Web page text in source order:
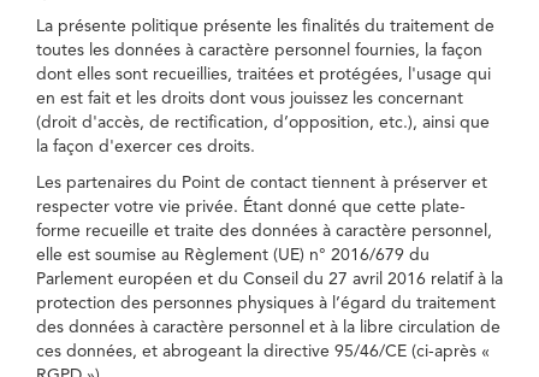
La présente politique présente les finalités du traitement de
toutes les données à caractère personnel fournies, la façon
dont elles sont recueillies, traitées et protégées, l'usage qui
en est fait et les droits dont vous jouissez les concernant
(droit d'accès, de rectification, d’opposition, etc.), ainsi que
la façon d'exercer ces droits.
Les partenaires du Point de contact tiennent à préserver et
respecter votre vie privée. Étant donné que cette plate-
forme recueille et traite des données à caractère personnel,
elle est soumise au Règlement (UE) n° 2016/679 du
Parlement européen et du Conseil du 27 avril 2016 relatif à la
protection des personnes physiques à l’égard du traitement
des données à caractère personnel et à la libre circulation de
ces données, et abrogeant la directive 95/46/CE (ci-après «